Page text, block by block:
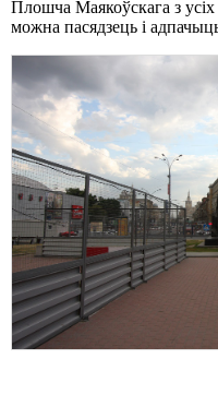
Плошча Маякоўскага з
можна пасядзець і